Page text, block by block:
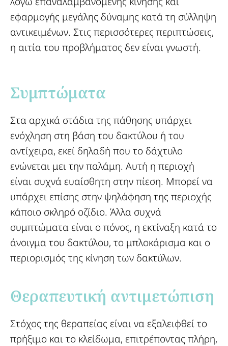
εφαρμογής μεγάλης δύναμης κατά τη σύλληψη
αντικειμένων. Στις περισσότερες περιπτώσεις,
η αιτία του προβλήματος δεν είναι γνωστή.
Συμπτώματα​
Στα αρχικά στάδια της πάθησης υπάρχει
ενόχληση στη βάση του δακτύλου ή του
αντίχειρα, εκεί δηλαδή που το δάχτυλο
ενώνεται μει την παλάμη. Αυτή η περιοχή
είναι συχνά ευαίσθητη στην πίεση. Μπορεί να
υπάρχει επίσης στην ψηλάφηση της περιοχής
κάποιο σκληρό οζίδιο. Άλλα συχνά
συμπτώματα είναι ο πόνος, η εκτίναξη κατά το
άνοιγμα του δακτύλου, το μπλοκάρισμα και ο
περιορισμός της κίνηση των δακτύλων.
Θεραπευτική αντιμετώπιση​
Στόχος της θεραπείας είναι να εξαλειφθεί το
πρήξιμο και το κλείδωμα, επιτρέποντας πλήρη,